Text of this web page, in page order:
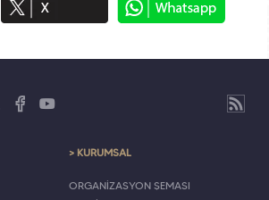
> KURUMSAL
ORGANİZASYON ŞEMASI